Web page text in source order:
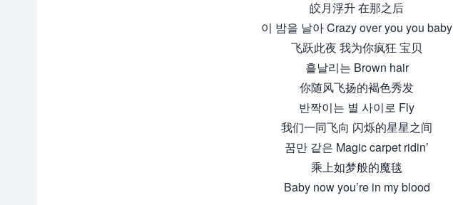
皎月浮升 在那之后
이 밤을 날아 Crazy over you you baby
飞跃此夜 我为你疯狂 宝贝
흩날리는 Brown hair
你随风飞扬的褐色秀发
반짝이는 별 사이로 Fly
我们一同飞向 闪烁的星星之间
꿈만 같은 Magic carpet ridin’
乘上如梦般的魔毯
Baby now you’re in my blood